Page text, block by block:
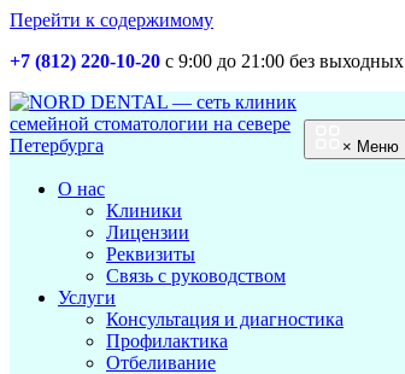
Перейти к содержимому
+7 (812) 220-10-20 с 9:00 до 21:00 без выходных
Основная
навигация
× Меню
О нас
Клиники
Лицензии
Реквизиты
Связь с руководством
Услуги
Консультация и диагностика
Профилактика
Отбеливание